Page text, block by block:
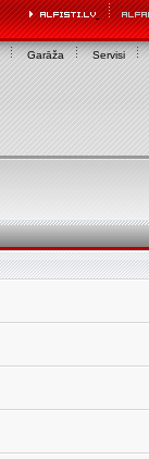
Garāža Servisi